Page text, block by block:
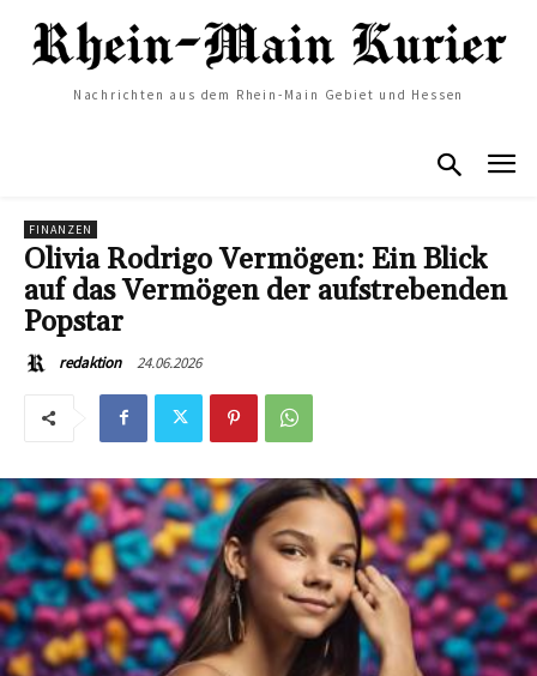
Nachrichten aus dem Rhein-Main Gebiet und Hessen
FINANZEN
Olivia Rodrigo Vermögen: Ein Blick
auf das Vermögen der aufstrebenden
Popstar
redaktion 24.06.2026